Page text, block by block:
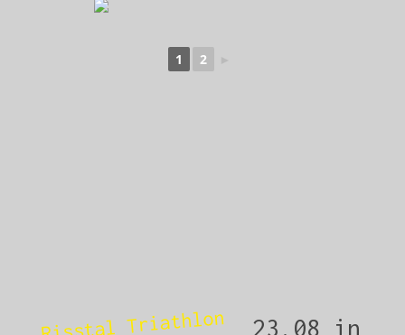
1 2
Risstal Triathlon 23.08 in